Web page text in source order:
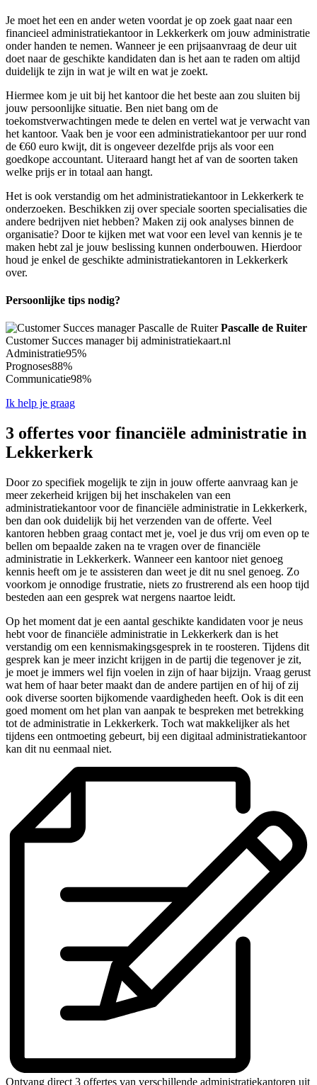
Je moet het een en ander weten voordat je op zoek gaat naar een
financieel administratiekantoor in Lekkerkerk om jouw administratie
onder handen te nemen. Wanneer je een prijsaanvraag de deur uit
doet naar de geschikte kandidaten dan is het aan te raden om altijd
duidelijk te zijn in wat je wilt en wat je zoekt.
Hiermee kom je uit bij het kantoor die het beste aan zou sluiten bij
jouw persoonlijke situatie. Ben niet bang om de
toekomstverwachtingen mede te delen en vertel wat je verwacht van
het kantoor. Vaak ben je voor een administratiekantoor per uur rond
de €60 euro kwijt, dit is ongeveer dezelfde prijs als voor een
goedkope accountant. Uiteraard hangt het af van de soorten taken
welke prijs er in totaal aan hangt.
Het is ook verstandig om het administratiekantoor in Lekkerkerk te
onderzoeken. Beschikken zij over speciale soorten specialisaties die
andere bedrijven niet hebben? Maken zij ook analyses binnen de
organisatie? Door te kijken met wat voor een level van kennis je te
maken hebt zal je jouw beslissing kunnen onderbouwen. Hierdoor
houd je enkel de geschikte administratiekantoren in Lekkerkerk
over.
Persoonlijke tips nodig?
Pascalle de Ruiter
Customer Succes manager bij administratiekaart.nl
Administratie95%
Prognoses88%
Communicatie98%
Ik help je graag
3 offertes voor financiële administratie in
Lekkerkerk
Door zo specifiek mogelijk te zijn in jouw offerte aanvraag kan je
meer zekerheid krijgen bij het inschakelen van een
administratiekantoor voor de financiële administratie in Lekkerkerk,
ben dan ook duidelijk bij het verzenden van de offerte. Veel
kantoren hebben graag contact met je, voel je dus vrij om even op te
bellen om bepaalde zaken na te vragen over de financiële
administratie in Lekkerkerk. Wanneer een kantoor niet genoeg
kennis heeft om je te assisteren dan weet je dit nu snel genoeg. Zo
voorkom je onnodige frustratie, niets zo frustrerend als een hoop tijd
besteden aan een gesprek wat nergens naartoe leidt.
Op het moment dat je een aantal geschikte kandidaten voor je neus
hebt voor de financiële administratie in Lekkerkerk dan is het
verstandig om een kennismakingsgesprek in te roosteren. Tijdens dit
gesprek kan je meer inzicht krijgen in de partij die tegenover je zit,
je moet je immers wel fijn voelen in zijn of haar bijzijn. Vraag gerust
wat hem of haar beter maakt dan de andere partijen en of hij of zij
ook diverse soorten bijkomende vaardigheden heeft. Ook is dit een
goed moment om het plan van aanpak te bespreken met betrekking
tot de administratie in Lekkerkerk. Toch wat makkelijker als het
tijdens een ontmoeting gebeurt, bij een digitaal administratiekantoor
kan dit nu eenmaal niet.
Ontvang direct 3 offertes van verschillende administratiekantoren uit